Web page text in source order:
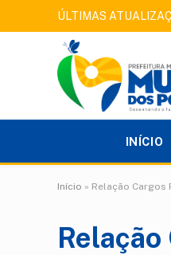
ÚLTIMAS
INÍCIO
Início » Relação Cargos